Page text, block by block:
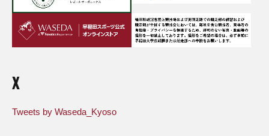
X
Tweets by Waseda_Kyoso